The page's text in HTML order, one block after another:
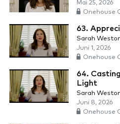
Mai 25, 2026
Onehouse
63.
Sarah
Juni 1, 2026
Onehouse
64.
Light
Sarah
Juni 8, 2026
Onehouse